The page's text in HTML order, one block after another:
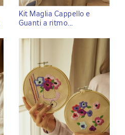
Kit Maglia Cappello e
Guanti a ritmo...